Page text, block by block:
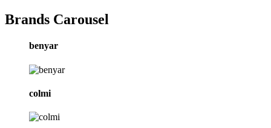
Brands Carousel
benyar
colmi